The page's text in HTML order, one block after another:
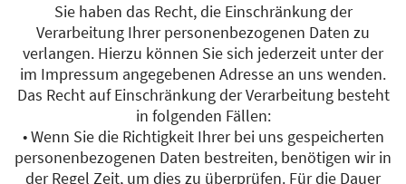
Sie haben das Recht, die Einschränkung der
Verarbeitung Ihrer personenbezogenen Daten zu
verlangen. Hierzu können Sie sich jederzeit unter der
im Impressum angegebenen Adresse an uns wenden.
Das Recht auf Einschränkung der Verarbeitung besteht
in folgenden Fällen:
• Wenn Sie die Richtigkeit Ihrer bei uns gespeicherten
personenbezogenen Daten bestreiten, benötigen wir in
der Regel Zeit, um dies zu überprüfen. Für die Dauer